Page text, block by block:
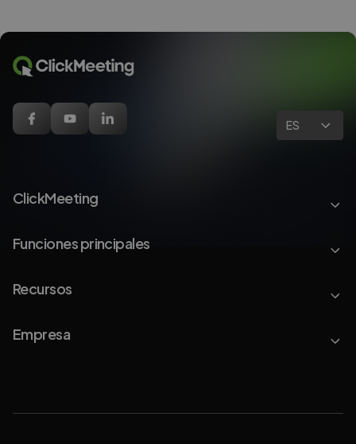
ES
ClickMeeting
Funciones principales
Recursos
Empresa